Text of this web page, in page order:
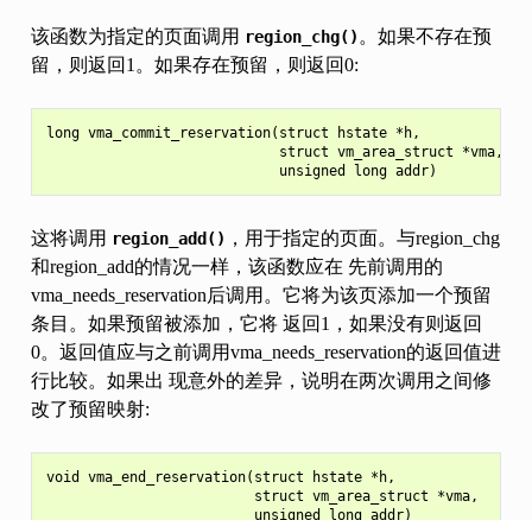
该函数为指定的页面调用 region_chg() 。如果不存在预
留，则返回1。如果存在预留，则返回0:
long vma_commit_reservation(struct hstate *h,
                            struct vm_area_struct *vma,
这将调用 region_add() ，用于指定的页面。与region_chg
和region_add的情况一样，该函数应在 先前调用的
vma_needs_reservation后调用。它将为该页添加一个预留
条目。如果预留被添加，它将 返回1，如果没有则返回
0。返回值应与之前调用vma_needs_reservation的返回值进
行比较。如果出 现意外的差异，说明在两次调用之间修
改了预留映射:
void vma_end_reservation(struct hstate *h,
                         struct vm_area_struct *vma,